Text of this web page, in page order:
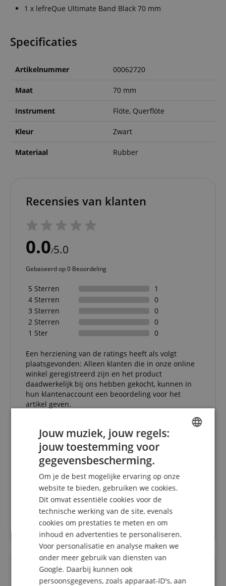
1 x lefreQue Ultimate Band Black 70 mm
Specificaties
Artikelnummer 00062720
Maat 70 mm
Instrument Flöte, Querflöte
Kleur Zwart
Materiaal Rubber
Recensies van klanten
0.0/5.0
Gebaseerd op 0 Beoordeling
5 Sterren
1
4 Sterren
0
3 Sterren
0
2 Sterren
0
1 Ster
0
Een herziening van de ratings heeft als volgt
plaatsgevonden: Alleen klanten die in onze online
winkel geregistreerd zijn en het product
daadwerkelijk bij ons hebben gekocht, kunnen in
hun klantenaccount een beoordeling voor het
artikel geven.
lefreQue Ultimate Band Zilver 70 mm
Beoordeling door
VariantlefreQue Ultimate Band Silver 70 mm
Deze beoordeling is automatisch vertaald. Originele taal
geverifieerde aankoop
Alles is in orde, het product, de website, de service.
Dank u wel.
Vragen over dit artikel
SPANISH
Jouw muziek, jouw regels:
jouw toestemming voor
gegevensbescherming.
Om je de best mogelijke ervaring op onze
website te bieden, gebruiken we cookies.
Dit omvat essentiële cookies voor de
technische werking van de site, evenals
cookies om prestaties te meten en om
inhoud en advertenties te personaliseren.
Voor personalisatie en analyse maken we
onder meer gebruik van diensten van
Google. Daarbij kunnen ook
persoonsgegevens, zoals apparaat-ID's, aan